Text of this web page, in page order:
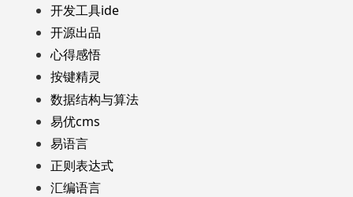
开发工具ide
开源出品
心得感悟
按键精灵
数据结构与算法
易优cms
易语言
正则表达式
汇编语言